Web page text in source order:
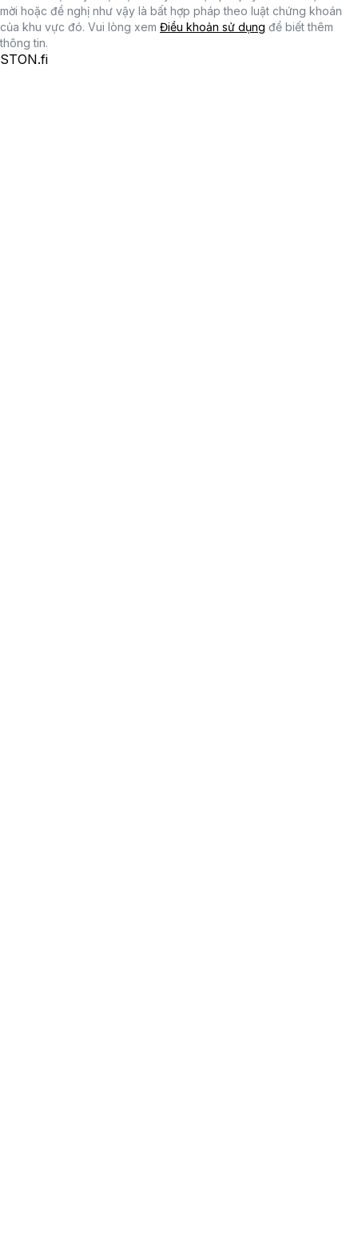
mời hoặc đề nghị như vậy là bất hợp pháp theo luật chứng khoán
của khu vực đó. Vui lòng xem Điều khoản sử dụng để biết thêm
thông tin.
STON.fi